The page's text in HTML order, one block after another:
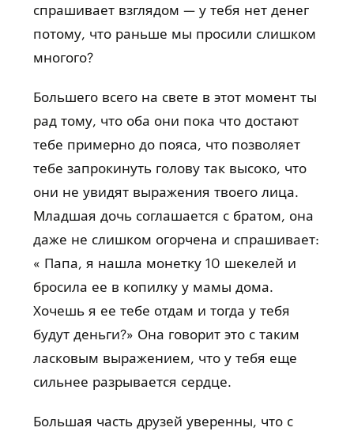
спрашивает взглядом — у тебя нет денег
потому, что раньше мы просили слишком
многого?
Большего всего на свете в этот момент ты
рад тому, что оба они пока что достают
тебе примерно до пояса, что позволяет
тебе запрокинуть голову так высоко, что
они не увидят выражения твоего лица.
Младшая дочь соглашается с братом, она
даже не слишком огорчена и спрашивает:
« Папа, я нашла монетку 10 шекелей и
бросила ее в копилку у мамы дома.
Хочешь я ее тебе отдам и тогда у тебя
будут деньги?» Она говорит это с таким
ласковым выражением, что у тебя еще
сильнее разрывается сердце.
Большая часть друзей уверенны, что с